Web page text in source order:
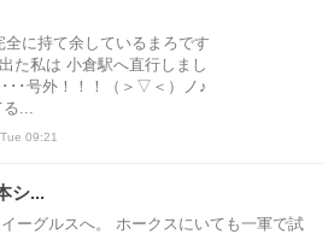
に持て余しているまろです
た私は 小倉駅へ直行しまし
･･号外！！！（＞▽＜）ノ♪
...
09:21
シ...
ーグルスへ。 ホークスにいても一軍で試